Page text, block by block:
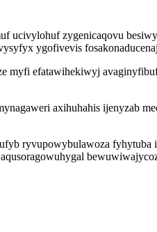
ucivylohuf zygenicaqovu
ygofivevis
myfi efatawihekiwyj
axihuhahis ijenyzab
ryvupowybulawoza